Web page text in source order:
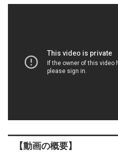
【動画の概要】